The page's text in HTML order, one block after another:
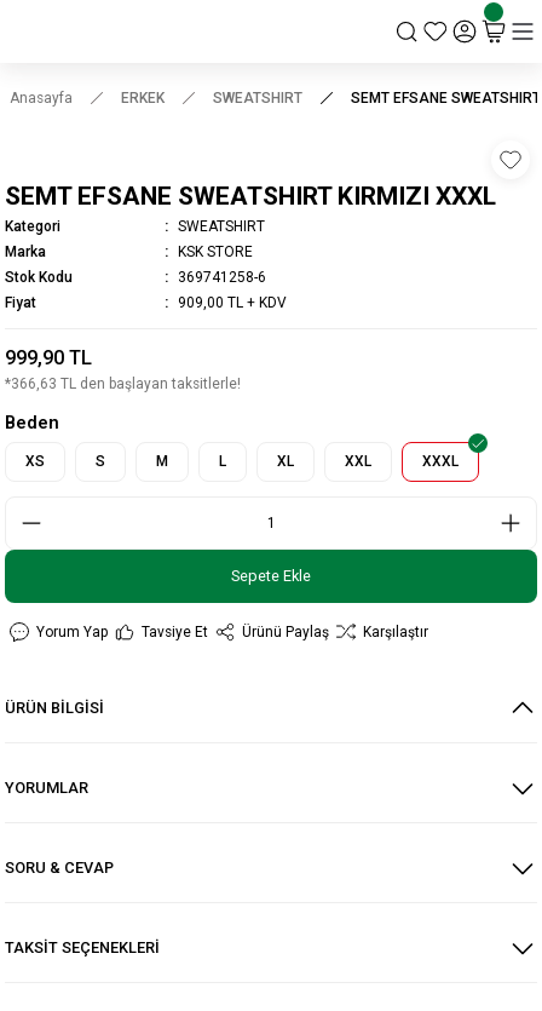
Anasayfa ERKEK SWEATSHIRT SEMT EFSANE
SEMT EFSANE SWEATSHIRT KIRMIZI XXXL
Kategori
SWEATSHIRT
Marka
KSK STORE
Stok Kodu
369741258-6
Fiyat
909,00 TL + KDV
999,90 TL
*366,63 TL den başlayan taksitlerle!
Beden
XS S M L XL XXL XXXL
Sepete Ekle
Yorum Yap Tavsiye Et Ürünü Paylaş Karşılaştır
ÜRÜN BİLGİSİ
YORUMLAR
SORU & CEVAP
TAKSİT SEÇENEKLERİ